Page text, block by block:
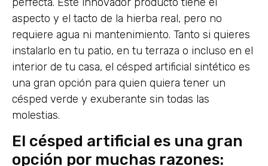
aspecto y el tacto de la hierba real, pero no
requiere agua ni mantenimiento. Tanto si quieres
instalarlo en tu patio, en tu terraza o incluso en el
interior de tu casa, el césped artificial sintético es
una gran opción para quien quiera tener un
césped verde y exuberante sin todas las
molestias.
El césped artificial es una gran
opción por muchas razones: